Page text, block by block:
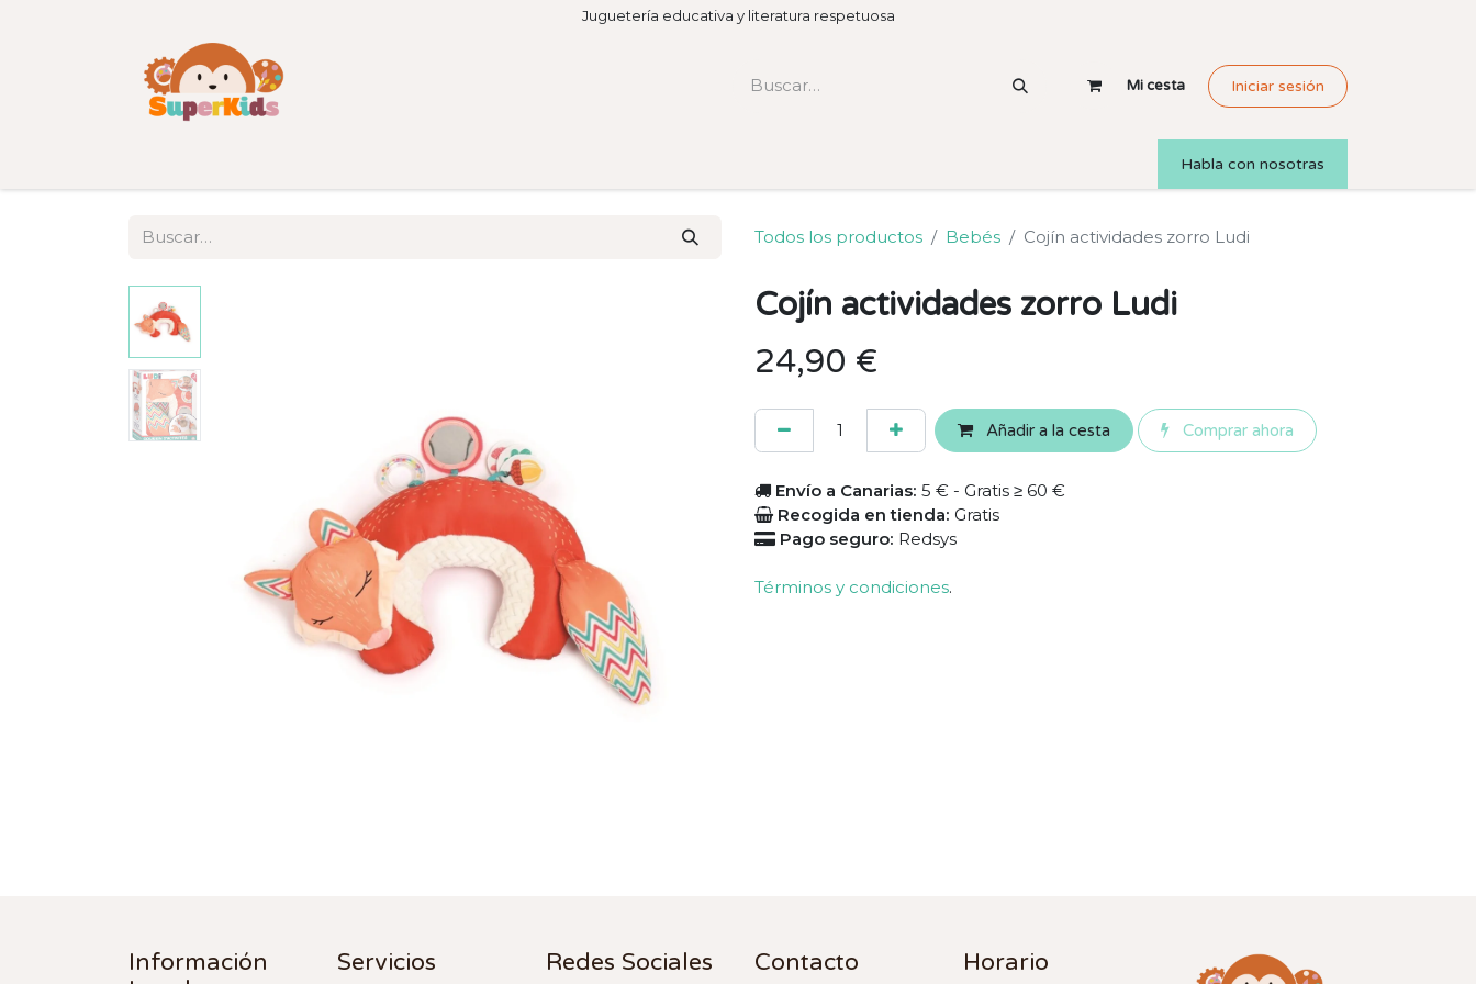
Juguetería educativa y literatura respetuosa
Mi cesta Iniciar sesión
Habla con nosotras
Todos los productos Bebés Cojín actividades zorro Ludi
Cojín actividades zorro Ludi
24,90 €
Añadir a la cesta Comprar ahora
Envío a Canarias: 5 € - Gratis ≥ 60 €
Recogida en tienda: Gratis
Pago seguro: Redsys
Términos y condiciones.
Información
Servicios Redes Sociales Contacto Horario